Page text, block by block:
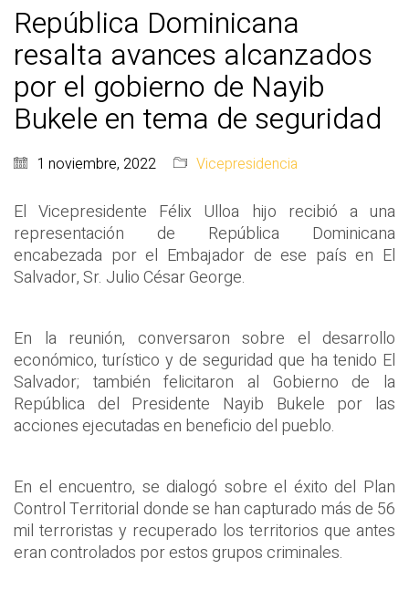
República Dominicana
resalta avances alcanzados
por el gobierno de Nayib
Bukele en tema de seguridad
1 noviembre, 2022 Vicepresidencia
El Vicepresidente Félix Ulloa hijo recibió a una
representación de República Dominicana
encabezada por el Embajador de ese país en El
Salvador, Sr. Julio César George.
En la reunión, conversaron sobre el desarrollo
económico, turístico y de seguridad que ha tenido El
Salvador; también felicitaron al Gobierno de la
República del Presidente Nayib Bukele por las
acciones ejecutadas en beneficio del pueblo.
En el encuentro, se dialogó sobre el éxito del Plan
Control Territorial donde se han capturado más de 56
mil terroristas y recuperado los territorios que antes
eran controlados por estos grupos criminales.